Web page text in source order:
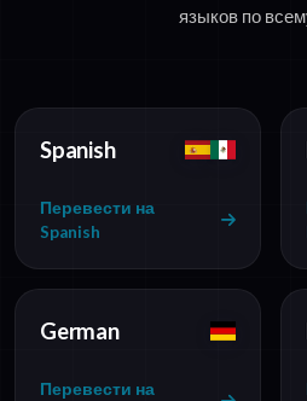
языков по
Spanish
Перевести на
Spanish
German
Перевести на